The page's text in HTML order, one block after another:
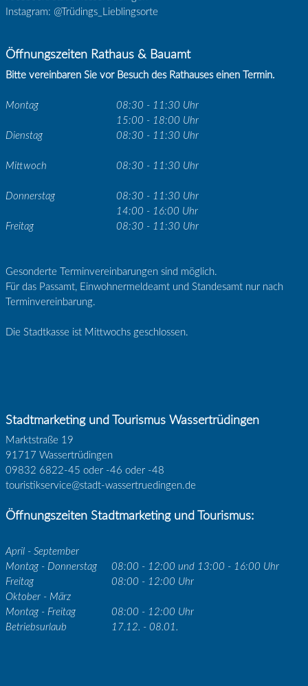
Instagram: @Trüdings_Lieblingsorte
Öffnungszeiten Rathaus & Bauamt
Bitte vereinbaren Sie vor Besuch des Rathauses einen Termin.
Montag
08:30 - 11:30 Uhr
15:00 - 18:00 Uhr
Dienstag
08:30 - 11:30 Uhr
Mittwoch 08:30 - 11:30 Uhr
Donnerstag
08:30 - 11:30 Uhr
14:00 - 16:00 Uhr
Freitag
08:30 - 11:30 Uhr
Gesonderte Terminvereinbarungen sind möglich.
Für das Passamt, Einwohnermeldeamt und Standesamt nur nach
Terminvereinbarung.
Die Stadtkasse ist Mittwochs geschlossen.
Stadtmarketing und Tourismus Wassertrüdingen
Marktstraße 19
91717 Wassertrüdingen
09832 6822-45 oder -46 oder -48
touristikservice@stadt-wassertruedingen.de
Öffnungszeiten Stadtmarketing und Tourismus:
April - September
Montag - Donnerstag
08:00 - 12:00 und 13:00 - 16:00 Uhr
Freitag
08:00 - 12:00 Uhr
Oktober - März
Montag - Freitag
08:00 - 12:00 Uhr
Betriebsurlaub
17.12. - 08.01.